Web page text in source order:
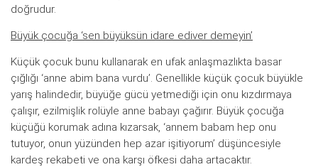
doğrudur.
Büyük çocuğa ‘sen büyüksün idare ediver demeyin’
Küçük çocuk bunu kullanarak en ufak anlaşmazlıkta basar
çığlığı ‘anne abim bana vurdu’. Genellikle küçük çocuk büyükle
yarış halindedir, büyüğe gücü yetmediği için onu kızdırmaya
çalışır, ezilmişlik rolüyle anne babayı çağırır. Büyük çocuğa
küçüğü korumak adına kızarsak, ‘annem babam hep onu
tutuyor, onun yüzünden hep azar işitiyorum’ düşüncesiyle
kardeş rekabeti ve ona karşı öfkesi daha artacaktır.